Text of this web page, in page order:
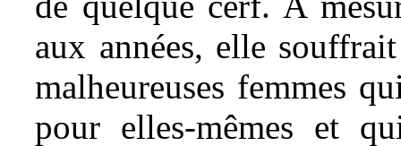
aux années, elle
malheureuses femmes
pour elles-mêmes et